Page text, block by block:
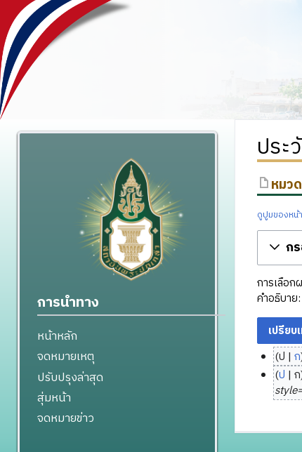
ปร
หมว
ดูปูมของหน้
ก
การเลือก
คำอธิบาย:
2
ห
ป ก
ไ
ม่
มี
ว
ป ก
การนำทาง
หน้าหลัก
จดหมายเหตุ
ปรับปรุงล่าสุด
สุ่มหน้า
จดหมายข่าว